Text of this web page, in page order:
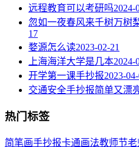
远程教育可以考研吗2024-
忽如一夜春风来千树万树
17
婺源怎么读2023-02-21
上海海洋大学是几本2024-
开学第一课手抄报2023-
交通安全手抄报简单又漂
热门标签
简笔画手抄报卡通画法教师节老